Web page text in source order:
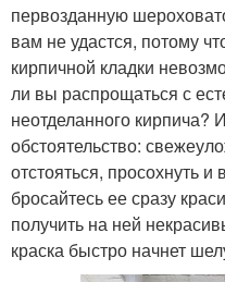
первозданную
вам не удастся, потому
кирпичной кладки
ли вы распрощаться с
неотделанного
обстоятельство:
отстояться, просохнуть
бросайтесь ее сразу
получить на ней
краска быстро начнет